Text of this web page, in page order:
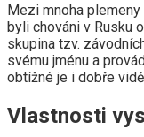
Mezi mnoha
byli chováni v Rusku
skupina tzv.
svému jménu a
obtížné je i dobře
Vlastnosti